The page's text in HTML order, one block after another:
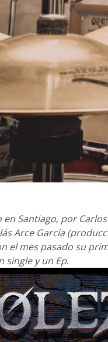
en Santiago, por
Arce García
el mes pasado su
single y un Ep.